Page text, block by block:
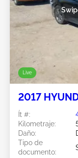
Live
2017
Ít #:
Kilometraje:
Daño:
Tipo de
documento: